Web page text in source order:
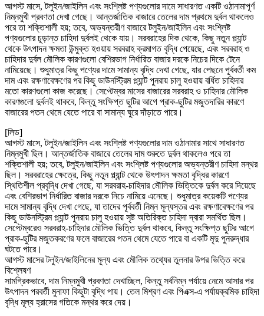
আগস্ট মাসে, টলুইন/জাইলিন এবং সংশ্লিষ্ট পণ্যগুলোর দামে সাধারণত একটি ওঠানামাপূর্ণ
নিম্নমুখী প্রবণতা দেখা গেছে। আন্তর্জাতিক বাজারে তেলের দাম প্রথমে দুর্বল থাকলেও
পরে তা শক্তিশালী হয়; তবে, অভ্যন্তরীণ বাজারে টলুইন/জাইলিন এবং সংশ্লিষ্ট
পণ্যগুলোর চূড়ান্ত চাহিদা দুর্বলই থেকে যায়। সরবরাহের দিক থেকে, কিছু নতুন প্ল্যান্ট
থেকে উৎপাদন ক্ষমতা উন্মুক্ত হওয়ায় সরবরাহ ক্রমাগত বৃদ্ধি পেয়েছে, এবং সরবরাহ ও
চাহিদার দুর্বল মৌলিক কারণগুলো বেশিরভাগ নির্ধারিত বাজার দরকে নিচের দিকে টেনে
নামিয়েছে। শুধুমাত্র কিছু পণ্যের দামে সামান্য বৃদ্ধি দেখা গেছে, যার পেছনে পূর্ববর্তী কম
দাম এবং রক্ষণাবেক্ষণের পর কিছু ডাউনস্ট্রিম প্ল্যান্ট পুনরায় চালু হওয়ায় বর্ধিত চাহিদার
মতো কারণগুলো কাজ করেছে। সেপ্টেম্বর মাসের বাজারের সরবরাহ ও চাহিদার মৌলিক
কারণগুলো দুর্বলই থাকবে, কিন্তু সংক্ষিপ্ত ছুটির আগে প্রাক-ছুটির মজুতদারির কারণে
বাজারের পতন থেমে যেতে পারে বা সামান্য ঘুরে দাঁড়াতে পারে।
[লিড]
আগস্ট মাসে, টলুইন/জাইলিন এবং সংশ্লিষ্ট পণ্যগুলোর দাম ওঠানামার সাথে সাধারণত
নিম্নমুখী ছিল। আন্তর্জাতিক বাজারে তেলের দাম শুরুতে দুর্বল থাকলেও পরে তা
শক্তিশালী হয়; তবে, টলুইন/জাইলিন এবং সংশ্লিষ্ট পণ্যগুলোর অভ্যন্তরীণ চাহিদা মন্থর
ছিল। সরবরাহের ক্ষেত্রে, কিছু নতুন প্ল্যান্ট থেকে উৎপাদন ক্ষমতা বৃদ্ধির কারণে
স্থিতিশীল প্রবৃদ্ধি দেখা গেছে, যা সরবরাহ-চাহিদার মৌলিক ভিত্তিকে দুর্বল করে দিয়েছে
এবং বেশিরভাগ নির্ধারিত বাজার দরকে নিচে নামিয়ে এনেছে। শুধুমাত্র কয়েকটি পণ্যের
দামে সামান্য বৃদ্ধি দেখা গেছে, যা তাদের পূর্ববর্তী নিম্ন মূল্যস্তর এবং রক্ষণাবেক্ষণের পর
কিছু ডাউনস্ট্রিম প্ল্যান্ট পুনরায় চালু হওয়ায় সৃষ্ট অতিরিক্ত চাহিদা দ্বারা সমর্থিত ছিল।
সেপ্টেম্বরেও সরবরাহ-চাহিদার মৌলিক ভিত্তি দুর্বল থাকবে, কিন্তু সংক্ষিপ্ত ছুটির আগে
প্রাক-ছুটির মজুতকরণের ফলে বাজারের পতন থেমে যেতে পারে বা একটি মৃদু পুনরুদ্ধার
ঘটতে পারে।
আগস্ট মাসের টলুইন/জাইলিনের মূল্য এবং মৌলিক তথ্যের তুলনার উপর ভিত্তি করে
বিশ্লেষণ
সামগ্রিকভাবে, দাম নিম্নমুখী প্রবণতা দেখাচ্ছিল, কিন্তু সর্বনিম্ন পর্যায়ে নেমে আসার পর
উৎপাদন পরবর্তী মুনাফা কিছুটা বৃদ্ধি পায়। তেল মিশ্রণ এবং পিএক্স-এ পর্যায়ক্রমিক চাহিদা
বৃদ্ধি মূল্য হ্রাসের গতিকে মন্থর করে দেয়।